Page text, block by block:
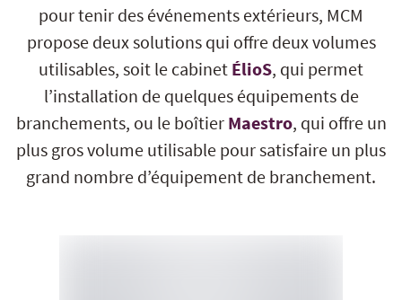
pour tenir des événements extérieurs, MCM
propose deux solutions qui offre deux volumes
utilisables, soit le cabinet ÉlioS, qui permet
l’installation de quelques équipements de
branchements, ou le boîtier Maestro, qui offre un
plus gros volume utilisable pour satisfaire un plus
grand nombre d’équipement de branchement.